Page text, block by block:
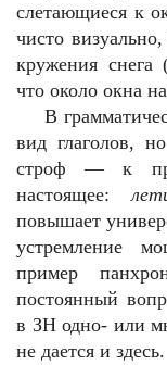
слетающиеся к
чисто
кружения
что около окна
В
вид глаголов,
строф — к
настоящее:
повышает
устремление
пример
постоянный
в ЗН одно- или
не дается и здесь.